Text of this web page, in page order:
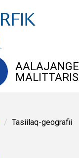
/ Tasiilaq-geografii